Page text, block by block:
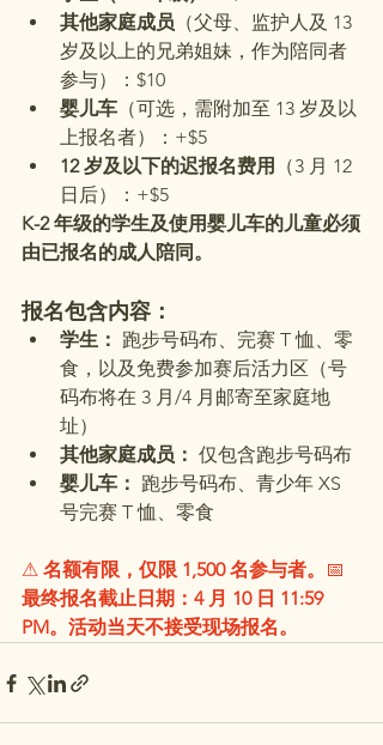
其他家庭成员 （父母、监护人及 13
岁及以上的兄弟姐妹，作为陪同者
参与）：$10
婴儿车 （可选，需附加至 13 岁及以
上报名者）：+$5
12 岁及以下的迟报名费用
（3 月 12
日后）：+$5
K-2 年级的学生及使用婴儿车的儿童必须
由已报名的成人陪同。
报名包含内容：
学生： 跑步号码布、完赛 T 恤、零
食，以及免费参加赛后活力区（号
码布将在 3 月/4 月邮寄至家庭地
址）
其他家庭成员： 仅包含跑步号码布
婴儿车： 跑步号码布、青少年 XS
号完赛 T 恤、零食
⚠ 名额有限，仅限 1,500 名参与者。
📅
最终报名截止日期：4 月 10 日 11:59
PM。活动当天不接受现场报名。